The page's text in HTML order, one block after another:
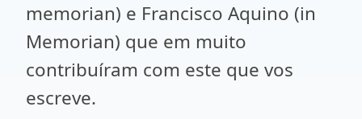
memorian) e Francisco Aquino (in
Memorian) que em muito
contribuíram com este que vos
escreve.